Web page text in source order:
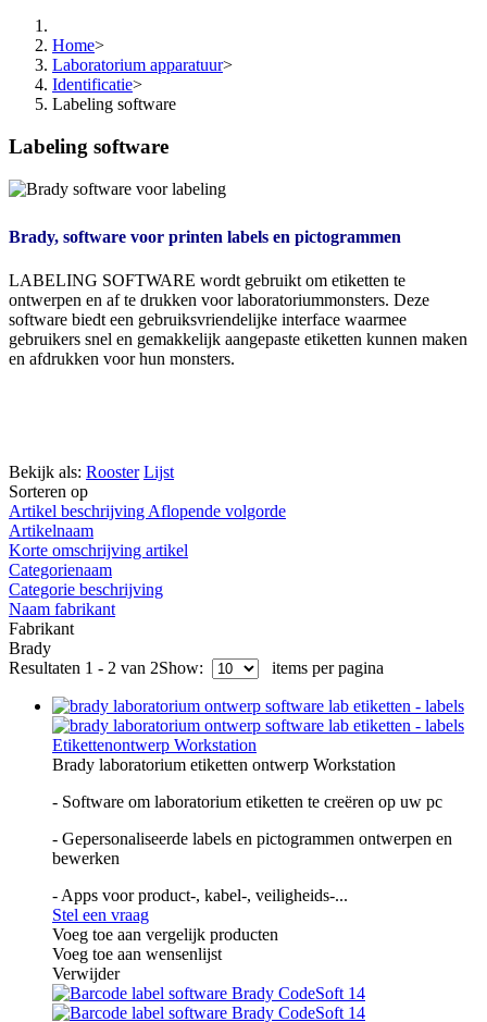
Home>
Laboratorium apparatuur>
Identificatie>
Labeling software
Labeling software
Brady, software voor printen labels en pictogrammen
LABELING SOFTWARE wordt gebruikt om etiketten te
ontwerpen en af te drukken voor laboratoriummonsters. Deze
software biedt een gebruiksvriendelijke interface waarmee
gebruikers snel en gemakkelijk aangepaste etiketten kunnen maken
en afdrukken voor hun monsters.
Bekijk als: Rooster Lijst
Sorteren op
Artikel beschrijving Aflopende volgorde
Artikelnaam
Korte omschrijving artikel
Categorienaam
Categorie beschrijving
Naam fabrikant
Fabrikant
Brady
Resultaten 1 - 2 van 2Show: items per pagina
Etikettenontwerp Workstation
Brady laboratorium etiketten ontwerp Workstation
- Software om laboratorium etiketten te creëren op uw pc
- Gepersonaliseerde labels en pictogrammen ontwerpen en
bewerken
- Apps voor product-, kabel-, veiligheids-...
Stel een vraag
Voeg toe aan vergelijk producten
Voeg toe aan wensenlijst
Verwijder